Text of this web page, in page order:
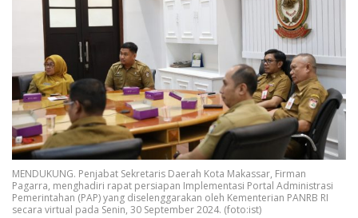
MENDUKUNG. Penjabat Sekretaris Daerah Kota Makassar, Firman
Pagarra, menghadiri rapat persiapan Implementasi Portal Administrasi
Pemerintahan (PAP) yang diselenggarakan oleh Kementerian PANRB RI
secara virtual pada Senin, 30 September 2024. (foto:ist)